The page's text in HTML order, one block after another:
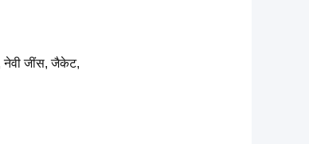
नेवी जींस, जैकेट,